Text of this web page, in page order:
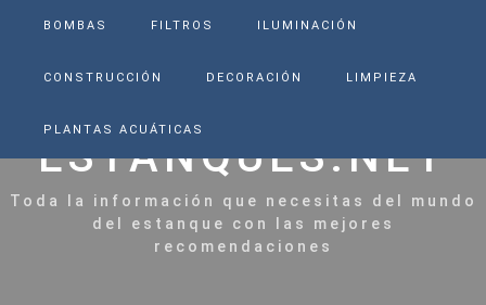
BOMBAS FILTROS ILUMINACIÓN
CONSTRUCCIÓN DECORACIÓN LIMPIEZA
PLANTAS ACUÁTICAS
ESTANQUES.NET
Toda la información que necesitas del mundo
del estanque con las mejores
recomendaciones